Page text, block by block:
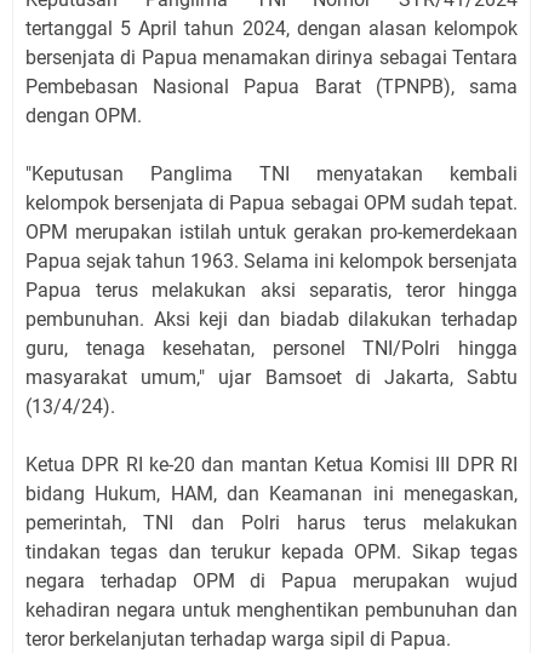
tertanggal 5 April tahun 2024, dengan alasan kelompok
bersenjata di Papua menamakan dirinya sebagai Tentara
Pembebasan Nasional Papua Barat (TPNPB), sama
dengan OPM.
"Keputusan Panglima TNI menyatakan kembali
kelompok bersenjata di Papua sebagai OPM sudah tepat.
OPM merupakan istilah untuk gerakan pro-kemerdekaan
Papua sejak tahun 1963. Selama ini kelompok bersenjata
Papua terus melakukan aksi separatis, teror hingga
pembunuhan. Aksi keji dan biadab dilakukan terhadap
guru, tenaga kesehatan, personel TNI/Polri hingga
masyarakat umum," ujar Bamsoet di Jakarta, Sabtu
(13/4/24).
Ketua DPR RI ke-20 dan mantan Ketua Komisi III DPR RI
bidang Hukum, HAM, dan Keamanan ini menegaskan,
pemerintah, TNI dan Polri harus terus melakukan
tindakan tegas dan terukur kepada OPM. Sikap tegas
negara terhadap OPM di Papua merupakan wujud
kehadiran negara untuk menghentikan pembunuhan dan
teror berkelanjutan terhadap warga sipil di Papua.